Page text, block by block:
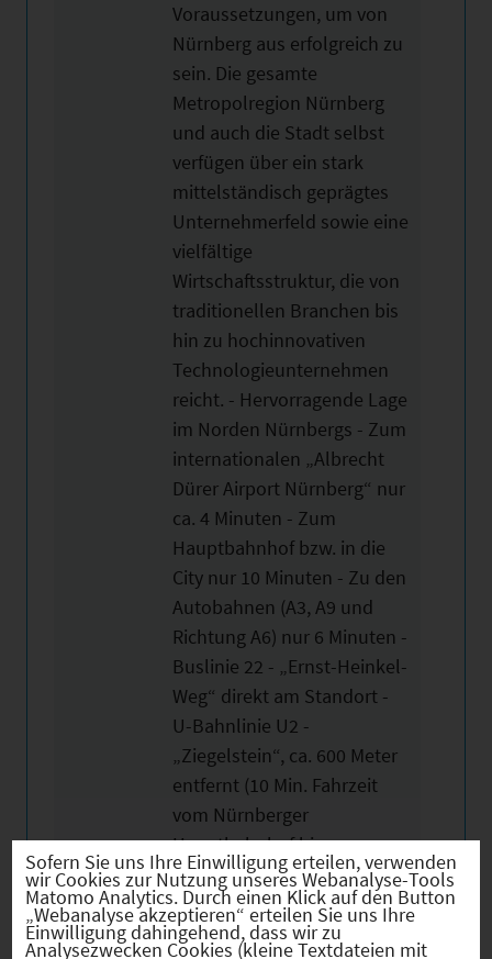
Voraussetzungen, um von
Nürnberg aus erfolgreich zu
sein. Die gesamte
Metropolregion Nürnberg
und auch die Stadt selbst
verfügen über ein stark
mittelständisch geprägtes
Unternehmerfeld sowie eine
vielfältige
Wirtschaftsstruktur, die von
traditionellen Branchen bis
hin zu hochinnovativen
Technologieunternehmen
reicht. - Hervorragende Lage
im Norden Nürnbergs - Zum
internationalen „Albrecht
Dürer Airport Nürnberg“ nur
ca. 4 Minuten - Zum
Hauptbahnhof bzw. in die
City nur 10 Minuten - Zu den
Autobahnen (A3, A9 und
Richtung A6) nur 6 Minuten -
Buslinie 22 - „Ernst-Heinkel-
Weg“ direkt am Standort -
U-Bahnlinie U2 -
„Ziegelstein“, ca. 600 Meter
entfernt (10 Min. Fahrzeit
vom Nürnberger
Hauptbahnhof bis
„Ziegelstein“)
Teilbar ab 275 m²
Sofern Sie uns Ihre Einwilligung erteilen, verwenden
wir Cookies zur Nutzung unseres Webanalyse-Tools
Matomo Analytics. Durch einen Klick auf den Button
„Webanalyse akzeptieren“ erteilen Sie uns Ihre
Einwilligung dahingehend, dass wir zu
Analysezwecken Cookies (kleine Textdateien mit